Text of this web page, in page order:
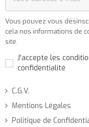
Vous pouvez vous
cela nos informations de
site.
J'accepte les
confidentialité
C.G.V.
Mentions Légales
Politique de